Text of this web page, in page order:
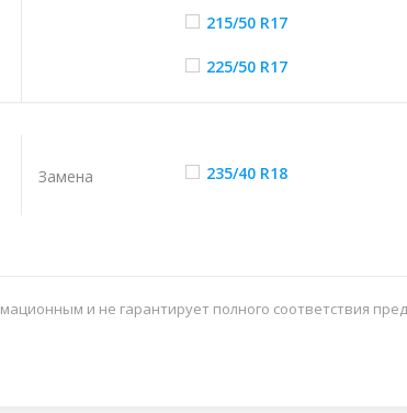
215/50 R17
225/50 R17
Замена 235/40 R18
и не гарантирует полного соответствия